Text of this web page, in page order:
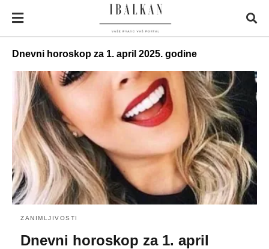
Dnevni horoskop za 1. april 2025. godine
ZANIMLJIVOSTI
Dnevni horoskop za 1. april